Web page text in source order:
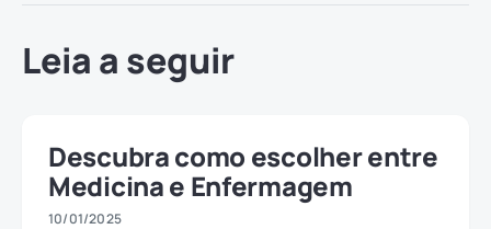
Leia a seguir
Descubra como escolher entre
Medicina e Enfermagem
10/01/2025